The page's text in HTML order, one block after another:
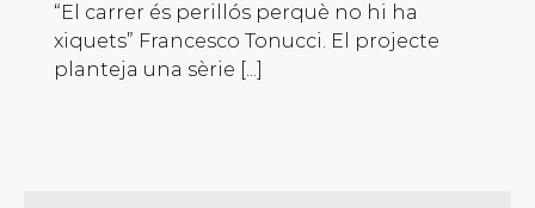
“El carrer és perillós perquè no hi ha
xiquets” Francesco Tonucci. El projecte
planteja una sèrie [...]